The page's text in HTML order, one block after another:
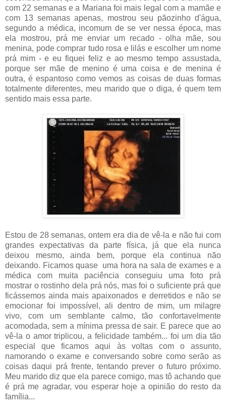
com 22 semanas e a Mariana foi mais legal com a mamãe e
com 13 semanas apenas, mostrou seu pãozinho d'água,
segundo a médica, incomum de se ver nessa época, mas
ela mostrou, prá me enviar um recado - olha mãe, sou
menina, pode comprar tudo rosa e lilás e escolher um nome
prá mim - e eu fiquei feliz e ao mesmo tempo assustada,
porque ser mãe de menino é uma coisa e de menina é
outra, é espantoso como vemos as coisas de duas formas
totalmente diferentes, meu marido que o diga, é quem tem
sentido mais essa parte.
Estou de 28 semanas, ontem era dia de vê-la e não fui com
grandes expectativas da parte física, já que ela nunca
deixou mesmo, ainda bem, porque ela continua não
deixando. Ficamos quase uma hora na sala de exames e a
médica com muita paciência conseguiu uma foto prá
mostrar o rostinho dela prá nós, mas foi o suficiente prá que
ficássemos ainda mais apaixonados e derretidos e não se
emocionar foi impossível, ali dentro de mim, um milagre
vivo, com um semblante calmo, tão confortavelmente
acomodada, sem a mínima pressa de sair. E parece que ao
vê-la o amor triplicou, a felicidade também... foi um dia tão
especial que ficamos aqui às voltas com o assunto,
namorando o exame e conversando sobre como serão as
coisas daqui prá frente, tentando prever o futuro próximo.
Meu marido diz que ela parece comigo, mas tô achando que
é prá me agradar, vou esperar hoje a opinião do resto da
família...